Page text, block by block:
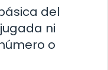
del
ni
o